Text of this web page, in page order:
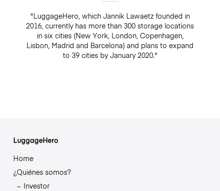
"LuggageHero, which Jannik Lawaetz founded in
2016, currently has more than 300 storage locations
in six cities (New York, London, Copenhagen,
Lisbon, Madrid and Barcelona) and plans to expand
to 39 cities by January 2020."
LuggageHero
Home
¿Quiénes somos?
Investor